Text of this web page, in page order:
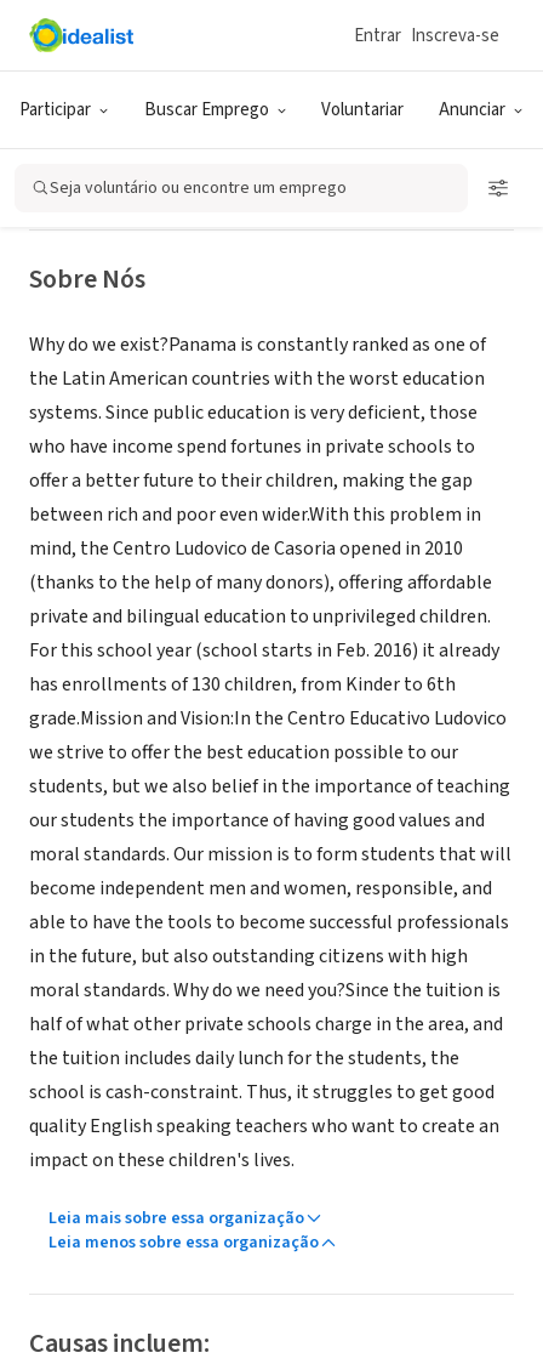
Participar Buscar Emprego Voluntariar Anunciar
Entrar Inscreva-se
Seja voluntário ou encontre um emprego
ONG (SETOR SOCIAL)
Centro Educativo Ludovico -
Bilingual Elementary School
Arraiján, 8, Panamá|www.centroeducativoludovico.com
Sobre Nós
Why do we exist?Panama is constantly ranked as one of
the Latin American countries with the worst education
systems. Since public education is very deficient, those
who have income spend fortunes in private schools to
offer a better future to their children, making the gap
between rich and poor even wider.With this problem in
mind, the Centro Ludovico de Casoria opened in 2010
(thanks to the help of many donors), offering affordable
private and bilingual education to unprivileged children.
For this school year (school starts in Feb. 2016) it already
has enrollments of 130 children, from Kinder to 6th
grade.Mission and Vision:In the Centro Educativo Ludovico
we strive to offer the best education possible to our
students, but we also belief in the importance of teaching
our students the importance of having good values and
moral standards. Our mission is to form students that will
become independent men and women, responsible, and
able to have the tools to become successful professionals
in the future, but also outstanding citizens with high
moral standards. Why do we need you?Since the tuition is
half of what other private schools charge in the area, and
the tuition includes daily lunch for the students, the
school is cash-constraint. Thus, it struggles to get good
quality English speaking teachers who want to create an
impact on these children's lives.
Leia mais sobre essa organização
Leia menos sobre essa organização
Causas incluem: